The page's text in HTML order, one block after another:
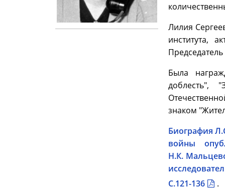
Лилия
института,
Была
доблесть",
знаком
Биография
войны
Н.К.
С.121-136
.